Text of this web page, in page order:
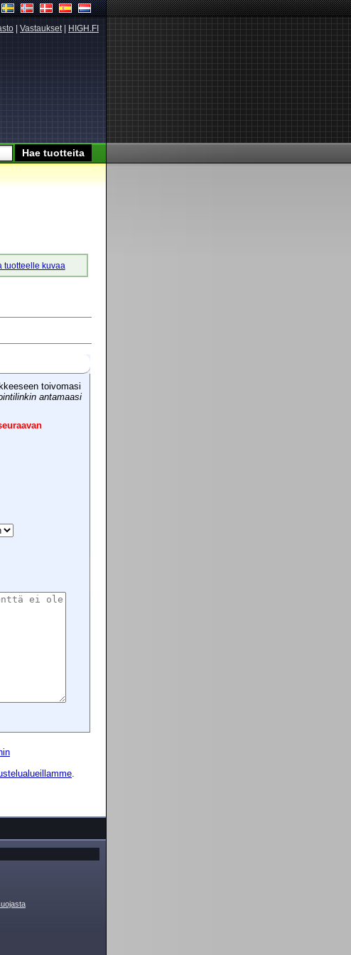
Vastaukset| HIGH.FI
tuotteelle kuvaa
toivomasi
antamaasi